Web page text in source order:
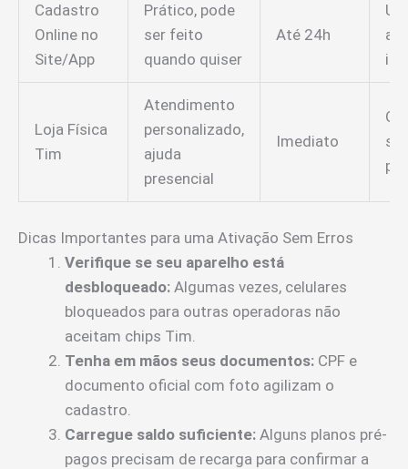
Cadastro
Online no
Site/App
Prático, pode
ser feito
quando quiser
Até 24h
Loja Física
Tim
Atendimento
personalizado,
ajuda
presencial
Imediato
Dicas Importantes para uma Ativação Sem Erros
Verifique se seu aparelho está
desbloqueado: Algumas vezes, celulares
bloqueados para outras operadoras não
aceitam chips Tim.
Tenha em mãos seus documentos: CPF e
documento oficial com foto agilizam o
cadastro.
Carregue saldo suficiente: Alguns planos pré-
pagos precisam de recarga para confirmar a